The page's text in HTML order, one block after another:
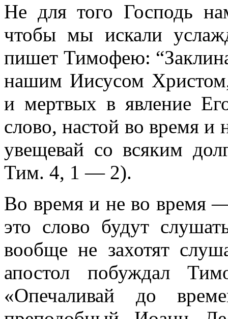
Не для того Господь
чтобы мы искали
пишет Тимофею:
нашим Иисусом
и мертвых в явление
слово, настой во время и
увещевай со всяким
Тим. 4, 1 — 2).
Во время и не во время —
это слово будут
вообще не захотят
апостол побуждал
«Опечаливай до